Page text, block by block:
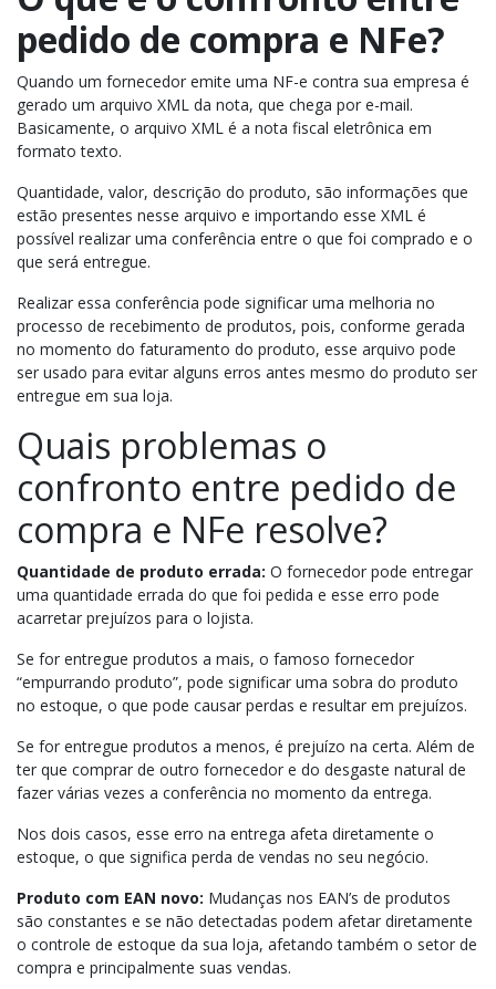
pedido de compra e NFe?
Quando um fornecedor emite uma NF-e contra sua empresa é
gerado um arquivo XML da nota, que chega por e-mail.
Basicamente, o arquivo XML é a nota fiscal eletrônica em
formato texto.
Quantidade, valor, descrição do produto, são informações que
estão presentes nesse arquivo e importando esse XML é
possível realizar uma conferência entre o que foi comprado e o
que será entregue.
Realizar essa conferência pode significar uma melhoria no
processo de recebimento de produtos, pois, conforme gerada
no momento do faturamento do produto, esse arquivo pode
ser usado para evitar alguns erros antes mesmo do produto ser
entregue em sua loja.
Quais problemas o
confronto entre pedido de
compra e NFe resolve?
Quantidade de produto errada: O fornecedor pode entregar
uma quantidade errada do que foi pedida e esse erro pode
acarretar prejuízos para o lojista.
Se for entregue produtos a mais, o famoso fornecedor
“empurrando produto”, pode significar uma sobra do produto
no estoque, o que pode causar perdas e resultar em prejuízos.
Se for entregue produtos a menos, é prejuízo na certa. Além de
ter que comprar de outro fornecedor e do desgaste natural de
fazer várias vezes a conferência no momento da entrega.
Nos dois casos, esse erro na entrega afeta diretamente o
estoque, o que significa perda de vendas no seu negócio.
Produto com EAN novo: Mudanças nos EAN’s de produtos
são constantes e se não detectadas podem afetar diretamente
o controle de estoque da sua loja, afetando também o setor de
compra e principalmente suas vendas.